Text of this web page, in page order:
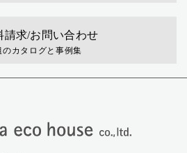
請求/お問い合わせ
のカタログと事例集